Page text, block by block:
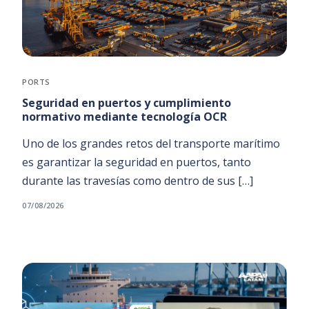
PORTS
Seguridad en puertos y cumplimiento
normativo mediante tecnología OCR
Uno de los grandes retos del transporte marítimo
es garantizar la seguridad en puertos, tanto
durante las travesías como dentro de sus […]
07/08/2026